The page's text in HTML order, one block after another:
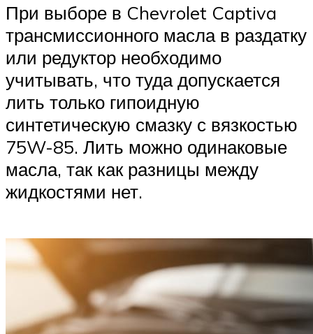
При выборе в Chevrolet Captiva
трансмиссионного масла в раздатку
или редуктор необходимо
учитывать, что туда допускается
лить только гипоидную
синтетическую смазку с вязкостью
75W-85. Лить можно одинаковые
масла, так как разницы между
жидкостями нет.